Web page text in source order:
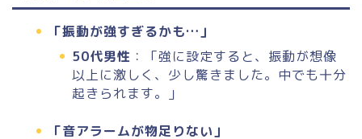
「振動が強すぎるかも…」
50代男性 ：「強に設定すると、振動が想像
以上に激しく、少し驚きました。中でも十分
起きられます。」
「音アラームが物足りない」